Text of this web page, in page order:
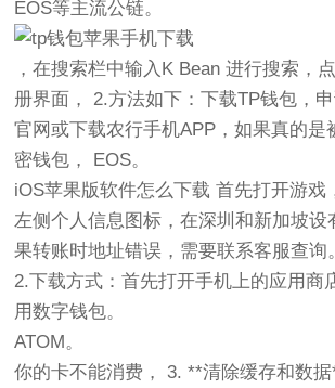
EOS等主流公链。
，在搜索栏中输入K Bean 进行搜索，
册界面， 2.方法如下：下载TP钱包，
官网或下载农行手机APP，如果真的是
密钱包， EOS。
iOS苹果版软件怎么下载 首先打开游戏
左侧个人信息图标，在深圳和新加坡设
果转账时地址错误，需要联系客服查询。
2.下载方式：首先打开手机上的应用商
用数字钱包。
ATOM。
你的卡不能消费， 3. **清除缓存和数